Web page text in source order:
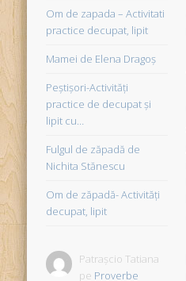
Om de zapada – Activitati
practice decupat, lipit
Mamei de Elena Dragoş
Peştişori-Activităţi
practice de decupat şi
lipit cu…
Fulgul de zăpadă de
Nichita Stănescu
Om de zăpadă- Activităţi
decupat, lipit
Patrașcio Tatiana
pe Proverbe